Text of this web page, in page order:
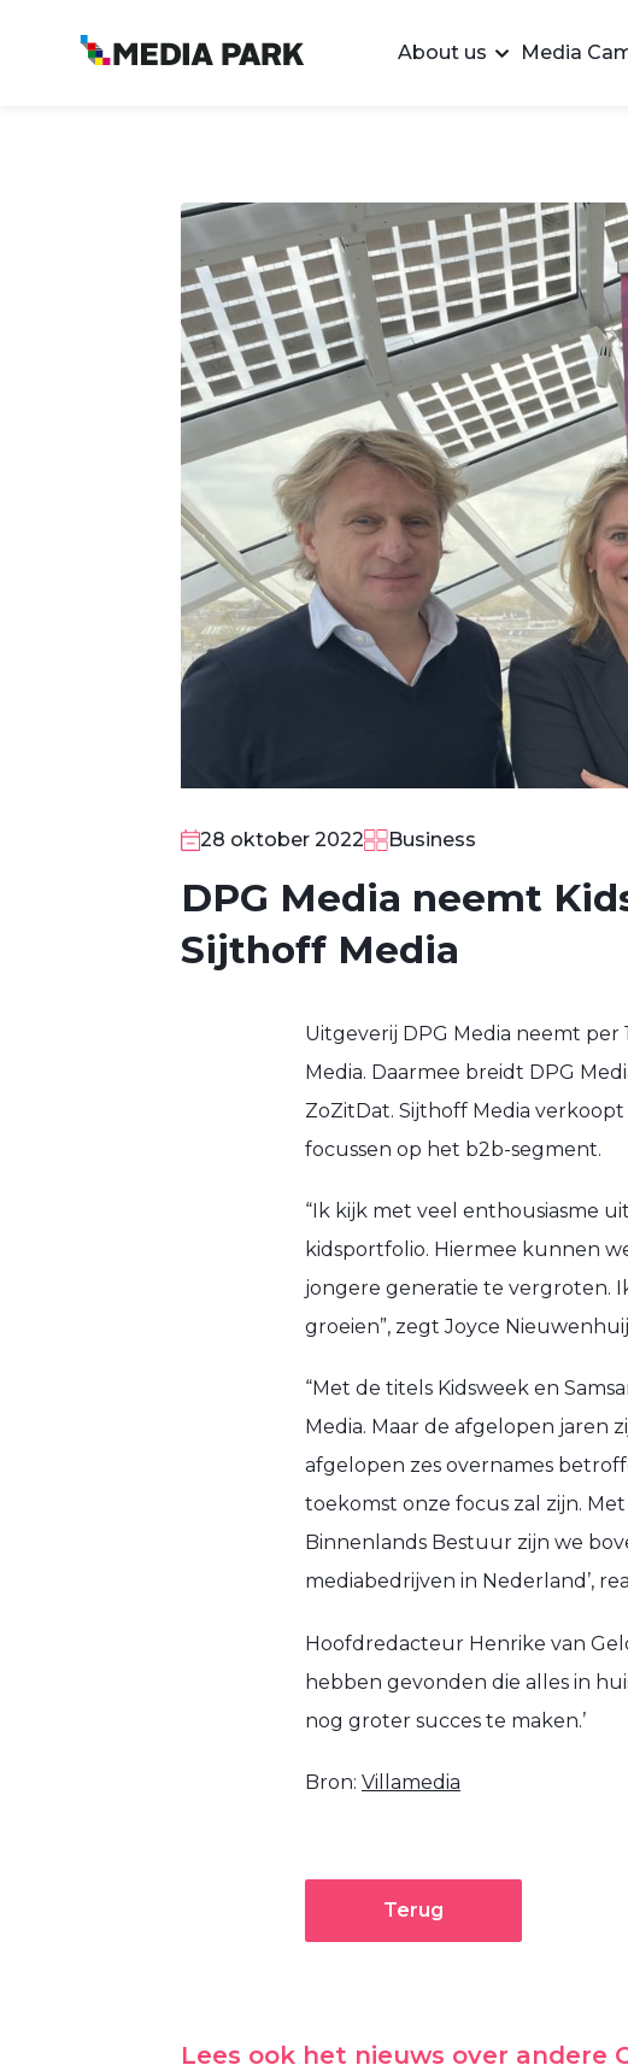
About us Media
28 oktober 2022 Business
DPG Media neemt
Sijthoff Media
Uitgeverij DPG Media neemt per
Media. Daarmee breidt DPG
ZoZitDat. Sijthoff Media
focussen op het b2b-segment.
“Ik kijk met veel enthousiasme
kidsportfolio. Hiermee kunnen
jongere generatie te vergroten.
groeien”, zegt Joyce
“Met de titels Kidsweek en
Media. Maar de afgelopen jaren
afgelopen zes overnames
toekomst onze focus zal zijn.
Binnenlands Bestuur zijn we
mediabedrijven in Nederland’,
Hoofdredacteur Henrike van
hebben gevonden die alles in
nog groter succes te maken.’
Bron: Villamedia
Terug
Lees ook het nieuws over andere